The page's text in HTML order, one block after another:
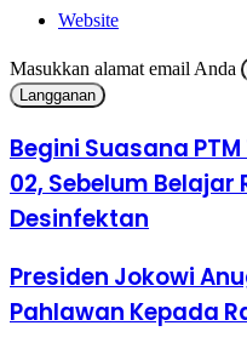
Website
Masukkan alamat email Anda
Begini Suasana
02, Sebelum
Desinfektan
Presiden Jokowi
Pahlawan Kepada